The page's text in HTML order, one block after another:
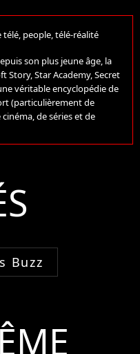
télé, people, télé-réalité
son plus jeune âge, la
Story, Star Academy, Secret
véritable encyclopédie de
(particulièrement de
de séries et de
Buzz